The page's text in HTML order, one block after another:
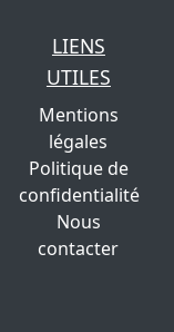
LIENS
UTILES
Mentions
légales
Politique de
confidentialité
Nous
contacter